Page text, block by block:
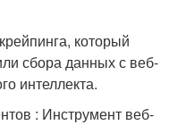
который
сбора данных с веб-
интеллекта.
: Инструмент веб-